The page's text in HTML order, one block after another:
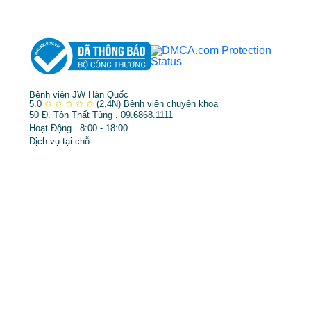
Bệnh viện JW Hàn Quốc
5.0 ✩ ✩ ✩ ✩ ✩ (2,4N) Bệnh viện chuyên khoa
50 Đ. Tôn Thất Tùng . 09.6868.1111
Hoạt Động . 8:00 - 18:00
Dịch vụ tại chỗ